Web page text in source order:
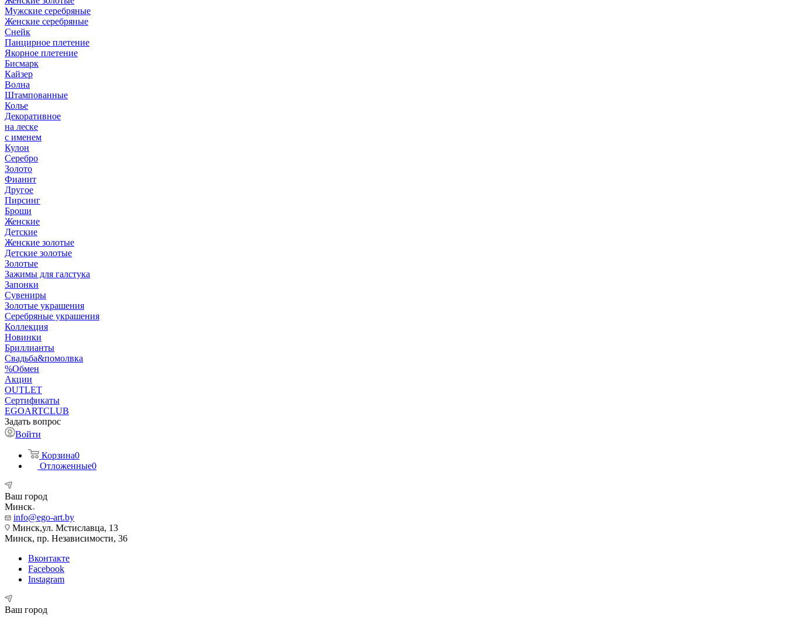
Мужские серебряные
Женские серебряные
Снейк
Панцирное плетение
Якорное плетение
Бисмарк
Кайзер
Волна
Штампованные
Колье
Декоративное
на леске
с именем
Кулон
Серебро
Золото
Фианит
Другое
Пирсинг
Броши
Женские
Детские
Женские золотые
Детские золотые
Золотые
Зажимы для галстука
Запонки
Сувениры
Золотые украшения
Серебряные украшения
Коллекция
Новинки
Бриллианты
Свадьба&помолвка
%Обмен
Акции
OUTLET
Сертификаты
EGOARTCLUB
Задать вопрос
Войти
Корзина0
Отложенные0
Ваш город
Минск
info@ego-art.by
Минск,ул. Мстиславца, 13
Минск, пр. Независимости, 36
Вконтакте
Facebook
Instagram
Ваш город